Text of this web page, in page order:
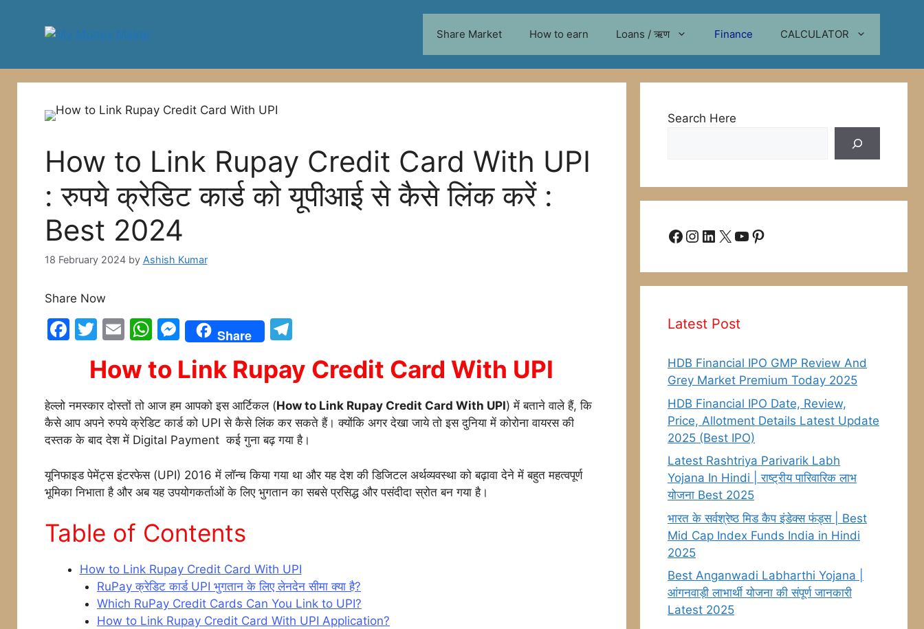
Share Market How to earn Loans / ऋण Finance CALCULATOR
How to Link Rupay Credit Card With UPI
: रुपये क्रेडिट कार्ड को यूपीआई से कैसे लिंक करें :
Best 2024
18 February 2024 by Ashish Kumar
Share Now
F
e
b
o
k
T
itt
er
E
ai
l
W
at
s
A
p
M
e
s
s
e
n
er
Share
T
e
gr
a
m
How to Link Rupay Credit Card With UPI
हेल्लो नमस्कार दोस्तों तो आज हम आपको इस आर्टिकल (How to Link Rupay Credit Card With UPI) में बताने वाले हैं, कि
कैसे आप अपने रुपये क्रेडिट कार्ड को UPI से कैसे लिंक कर सकते हैं। क्योंकि अगर देखा जाये तो इस दुनिया में कोरोना वायरस की
दस्तक के बाद देश में Digital Payment कई गुना बढ़ गया है।
यूनिफाइड पेमेंट्स इंटरफेस (UPI) 2016 में लॉन्च किया गया था और यह देश की डिजिटल अर्थव्यवस्था को बढ़ावा देने में बहुत महत्वपूर्ण
भूमिका निभाता है और अब यह उपयोगकर्ताओं के लिए भुगतान का सबसे प्रसिद्ध और पसंदीदा स्रोत बन गया है।
Table of Contents
How to Link Rupay Credit Card With UPI
RuPay क्रेडिट कार्ड UPI भुगतान के लिए लेनदेन सीमा क्या है?
Which RuPay Credit Cards Can You Link to UPI?
How to Link Rupay Credit Card With UPI Application?
Search Here
Facebook
Instagram
LinkedIn
X YouTube
Pinterest
Latest Post
HDB Financial IPO GMP Review And
Grey Market Premium Today 2025
HDB Financial IPO Date, Review,
Price, Allotment Details Latest Update
2025 (Best IPO)
Latest Rashtriya Parivarik Labh
Yojana In Hindi | राष्ट्रीय पारिवारिक लाभ
योजना Best 2025
भारत के सर्वश्रेष्ठ मिड कैप इंडेक्स फंड्स | Best
Mid Cap Index Funds India in Hindi
2025
Best Anganwadi Labharthi Yojana |
आंगनवाड़ी लाभार्थी योजना की संपूर्ण जानकारी
Latest 2025